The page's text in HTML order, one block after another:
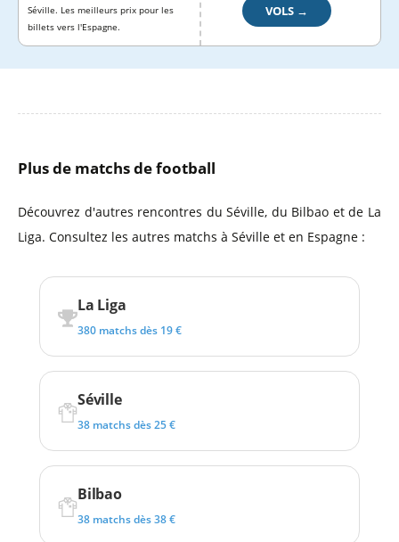
Séville. Les meilleurs prix pour les
billets vers l'Espagne.
VOLS →
Plus de matchs de football
Découvrez d'autres rencontres du Séville, du Bilbao et de La
Liga. Consultez les autres matchs à Séville et en Espagne :
La Liga
380 matchs dès 19 €
Séville
38 matchs dès 25 €
Bilbao
38 matchs dès 38 €